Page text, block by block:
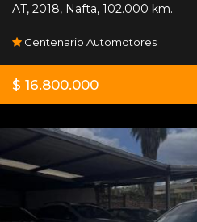
AT, 2018, Nafta, 102.000 km.
Centenario Automotores
$ 16.800.000